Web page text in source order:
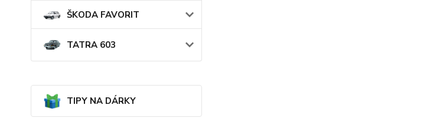
ŠKODA FAVORIT
TATRA 603
TIPY NA DÁRKY